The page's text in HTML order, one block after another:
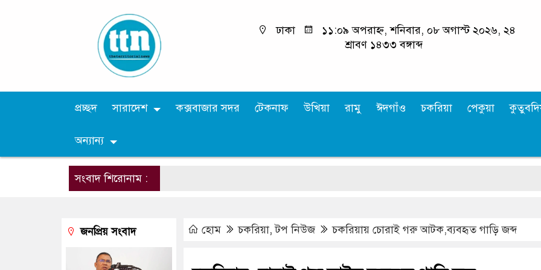
ঢাকা
১১:০৯ অপরাহ্ন, শনিবার, ০৮ অগাস্ট ২০২৬, ২৪
শ্রাবণ ১৪৩৩ বঙ্গাব্দ
প্রচ্ছদ সারাদেশ কক্সবাজার সদর টেকনাফ উখিয়া রামু ঈদগাঁও চকরিয়া পেকুয়া
অন্যান্য
সংবাদ শিরোনাম :
হোম চকরিয়া,টপ নিউজ চকরিয়ায় চোরাই গরু আটক,ব্যবহৃত গাড়ি জব্দ
জনপ্রিয় সংবাদ